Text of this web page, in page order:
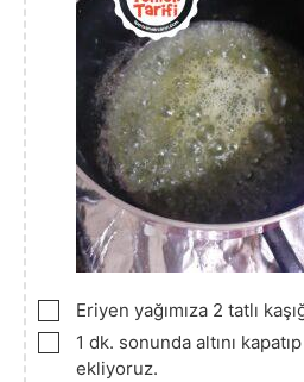
▢
Eriyen yağımıza 2 tatlı
▢1 dk. sonunda altını
ekliyoruz.